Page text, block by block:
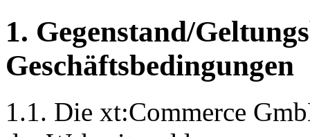
1. Gegenstand/
Geschäftsbedingungen
1.1. Die xt:Commerce